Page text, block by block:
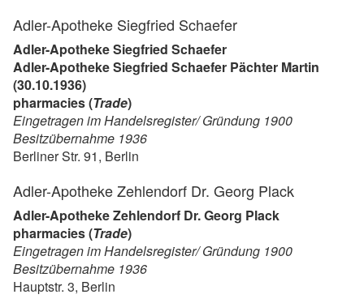
Adler-Apotheke Siegfried Schaefer
Adler-Apotheke Siegfried Schaefer
Adler-Apotheke Siegfried Schaefer Pächter Martin
(30.10.1936)
pharmacies (Trade)
Eingetragen im Handelsregister/ Gründung 1900
Besitzübernahme 1936
Berliner Str. 91, Berlin
Adler-Apotheke Zehlendorf Dr. Georg Plack
Adler-Apotheke Zehlendorf Dr. Georg Plack
pharmacies (Trade)
Eingetragen im Handelsregister/ Gründung 1900
Besitzübernahme 1936
Hauptstr. 3, Berlin